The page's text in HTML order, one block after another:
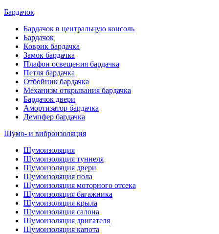
Бардачок
Бардачок в центральную консоль
Бардачок
Коврик бардачка
Замок бардачка
Плафон освещения бардачка
Петля бардачка
Отбойник бардачка
Механизм открывания бардачка
Бардачок двери
Амортизатор бардачка
Демпфер бардачка
Шумо- и виброизоляция
Шумоизоляция
Шумоизоляция туннеля
Шумоизоляция двери
Шумоизоляция пола
Шумоизоляция моторного отсека
Шумоизоляция багажника
Шумоизоляция крыла
Шумоизоляция салона
Шумоизоляция двигателя
Шумоизоляция капота